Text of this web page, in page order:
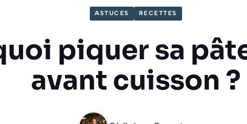
ASTUCES RECETTES
piquer sa
avant cuisson ?